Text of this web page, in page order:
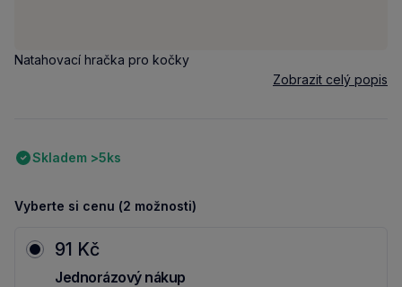
Natahovací hračka pro kočky
Zobrazit celý popis
Skladem >5ks
Vyberte si cenu (2 možnosti)
91 Kč
Jednorázový nákup